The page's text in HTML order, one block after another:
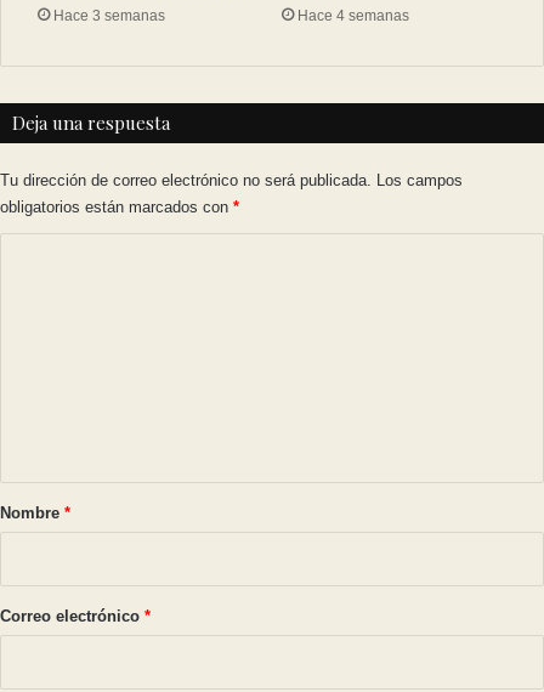
Hace 3 semanas Hace 4 semanas
Deja una respuesta
Tu dirección de correo electrónico no será publicada.
Los campos
obligatorios están marcados con *
r
*
Nombre *
Correo electrónico *